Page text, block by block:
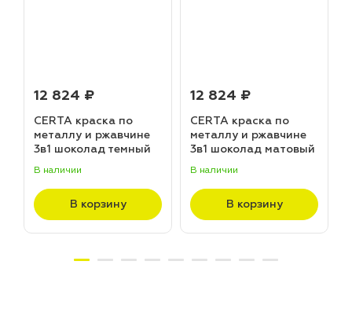
12 824 ₽
CERTA краска по
металлу и ржавчине
3в1 шоколад темный
(20,0кг)
В наличии
В корзину
12 824 ₽
CERTA краска по
металлу и ржавчине
3в1 шоколад матовый
В наличии
В корзину